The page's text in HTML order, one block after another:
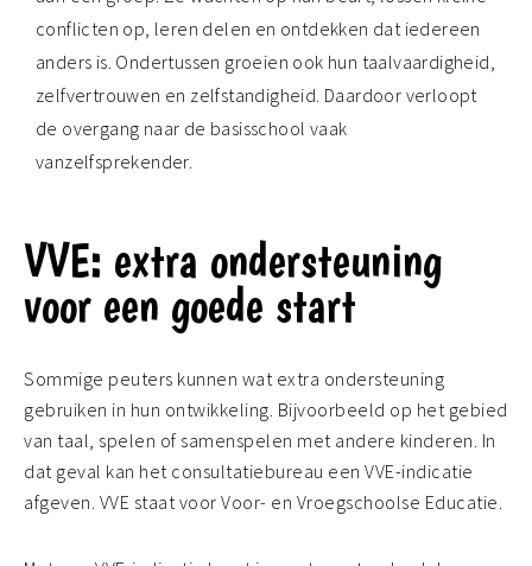
conflicten op, leren delen en ontdekken dat iedereen
anders is. Ondertussen groeien ook hun taalvaardigheid,
zelfvertrouwen en zelfstandigheid. Daardoor verloopt
de overgang naar de basisschool vaak
vanzelfsprekender.
VVE: extra ondersteuning
voor een goede start
Sommige peuters kunnen wat extra ondersteuning
gebruiken in hun ontwikkeling. Bijvoorbeeld op het gebied
van taal, spelen of samenspelen met andere kinderen. In
dat geval kan het consultatiebureau een VVE-indicatie
afgeven. VVE staat voor Voor- en Vroegschoolse Educatie.